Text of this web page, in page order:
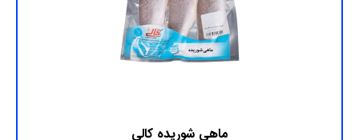
ماهی شوریده کالی